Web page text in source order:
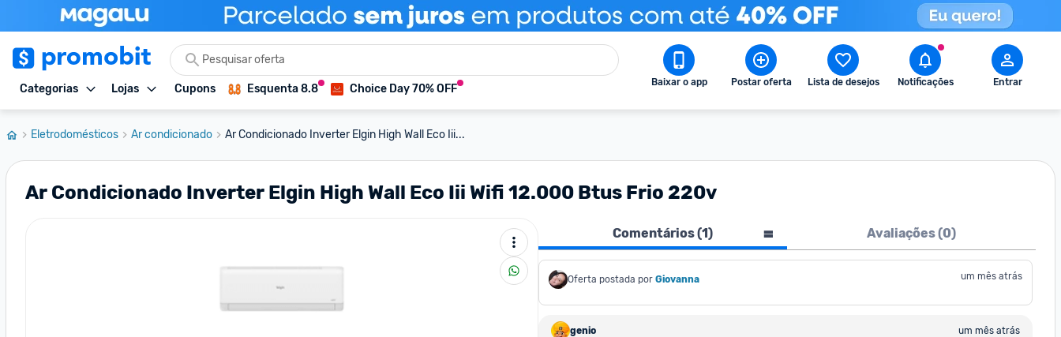
Categorias Lojas Cupons Esquenta 8.8 Choice Day 70% OFF Baixar o app Postar oferta Lista de desejos Notificações Entrar
Eletrodomésticos Ar condicionado Ar Condicionado Inverter Elgin High Wall Eco Iii...
Ar Condicionado Inverter Elgin High Wall Eco Iii Wifi 12.000 Btus Frio 220v
Comentários (1) Avaliações (0)
Oferta postada por Giovanna um mês atrás
genio
um mês atrás